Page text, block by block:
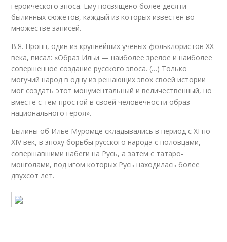
героического эпоса. Ему посвящено более десяти
былинных сюжетов, каждый из которых известен во
множестве записей.
В.Я. Пропп, один из крупнейших ученых-фольклористов XX
века, писал: «Образ Ильи — наиболее зрелое и наиболее
совершенное создание русского эпоса. (…) Только
могучий народ в одну из решающих эпох своей истории
мог создать этот монументальный и величественный, но
вместе с тем простой в своей человечности образ
национального героя».
Былины об Илье Муромце складывались в период с XI по
XIV век, в эпоху борьбы русского народа с половцами,
совершавшими набеги на Русь, а затем с татаро-
монголами, под игом которых Русь находилась более
двухсот лет.